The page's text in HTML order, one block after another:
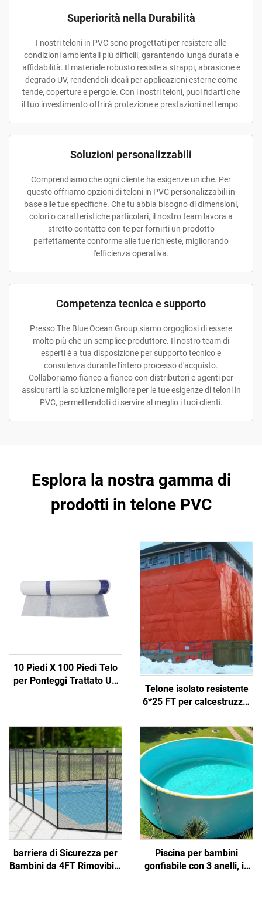
Superiorità nella Durabilità
I nostri teloni in PVC sono progettati per resistere alle
condizioni ambientali più difficili, garantendo lunga durata e
affidabilità. Il materiale robusto resiste a strappi, abrasione e
degrado UV, rendendoli ideali per applicazioni esterne come
tende, coperture e pergole. Con i nostri teloni, puoi fidarti che
il tuo investimento offrirà protezione e prestazioni nel tempo.
Soluzioni personalizzabili
Comprendiamo che ogni cliente ha esigenze uniche. Per
questo offriamo opzioni di teloni in PVC personalizzabili in
base alle tue specifiche. Che tu abbia bisogno di dimensioni,
colori o caratteristiche particolari, il nostro team lavora a
stretto contatto con te per fornirti un prodotto
perfettamente conforme alle tue richieste, migliorando
l'efficienza operativa.
Competenza tecnica e supporto
Presso The Blue Ocean Group siamo orgogliosi di essere
molto più che un semplice produttore. Il nostro team di
esperti è a tua disposizione per supporto tecnico e
consulenza durante l'intero processo d'acquisto.
Collaboriamo fianco a fianco con distributori e agenti per
assicurarti la soluzione migliore per le tue esigenze di teloni in
PVC, permettendoti di servire al meglio i tuoi clienti.
Esplora la nostra gamma di
prodotti in telone PVC
10 Piedi X 100 Piedi Telo
per Ponteggi Trattato UV
Meteorologica nell'Edilizia
Telone isolato resistente
6*25 FT per calcestruzzo,
durevole
barriera di Sicurezza per
Bambini da 4FT Rimovibile
Piscina per bambini
gonfiabile con 3 anelli, in